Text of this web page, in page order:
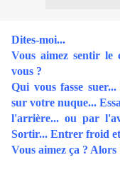
Dites-moi...
Vous aimez sentir le
vous ?
Qui vous fasse
sur votre nuque...
l'arrière... ou par
Sortir... Entrer froid
Vous aimez ça ? Alors